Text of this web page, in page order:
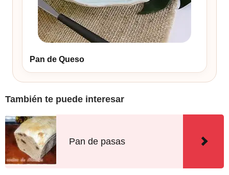
Pan de Queso
También te puede interesar
Pan de pasas